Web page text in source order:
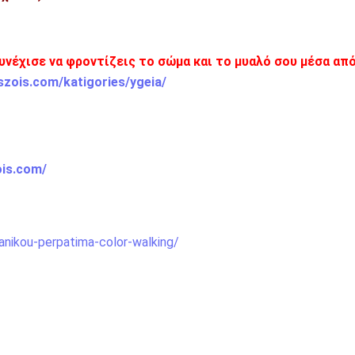
να φροντίζεις το σώμα και το μυαλό σου μέσα
katigories/ygeia/
perpatima-color-walking/